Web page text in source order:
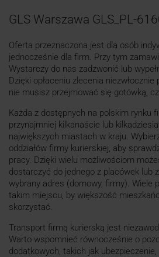
GLS Warszawa GLS_PL-
Oferta przeznaczona jest dla osób
jednocześnie dla firm. Przy tym
Wystarczy do nas zadzwonić lub
Dzięki opłaceniu zlecenia niezwłocznie
nie musisz przejmować się gotówką,
Każda z dostępnych na polskim rynku
przynajmniej kilkanaście lub
największych miastach w kraju.
oddziałów firmy kurierskiej, aby
pracy. Dzięki wielu możliwościom
dostarczyć do jednego z placówek lub
wybrany adres (domowy, firmy). Wiele
takim miejscu, by większość
skorzystać.
Transport firmą kurierską jest
Warto wspomnieć równocześnie o
dodatkowych, takich jak ubezpieczenie,